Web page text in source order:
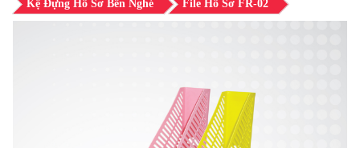
Kệ Đựng Hồ Sơ Bến Nghé
File Hồ Sơ FR-02